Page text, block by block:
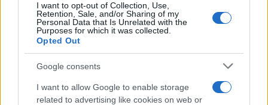
I want to opt-out of Collection, Use,
Retention, Sale, and/or Sharing of my
Personal Data that Is Unrelated with the
Purposes for which it was collected.
Opted Out
Google consents
I want to allow Google to enable storage
related to advertising like cookies on web or
UK
News Hub UK
Olanda